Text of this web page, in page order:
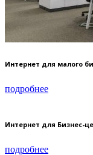
Интернет для малого
подробнее
Интернет для Бизнес-
подробнее